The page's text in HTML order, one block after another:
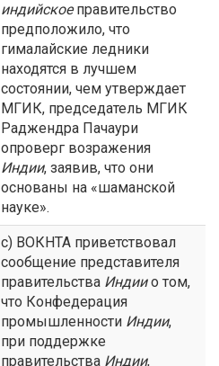
индийскоеправительство
предположило, что
гималайские ледники
находятся в лучшем
состоянии, чем утверждает
МГИК, председатель МГИК
Раджендра Пачаури
опроверг возражения
Индии, заявив, что они
основаны на «шаманской
науке».
с) ВОКНТА приветствовал
сообщение представителя
правительства Индиио том,
что Конфедерация
промышленности Индии,
при поддержке
правительства Индии,